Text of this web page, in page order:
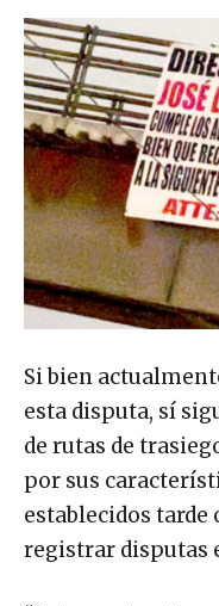
Si bien
esta disputa, sí
de rutas de
por sus
establecidos
registrar disputas